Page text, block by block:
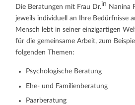
Die Beratungen mit Frau Dr.in Nanina
jeweils individuell an Ihre Bedürfnisse
Mensch lebt in seiner einzigartigen
für die gemeinsame Arbeit, zum
folgenden Themen:
Psychologische Beratung
Ehe- und Familienberatung
Paarberatung